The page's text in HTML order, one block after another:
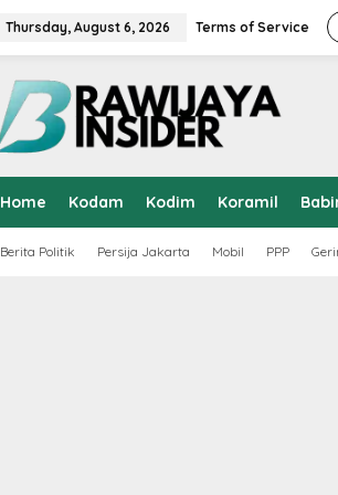
Thursday, August 6, 2026 Terms of Service
Home Kodam Kodim Koramil
Berita Politik Persija Jakarta Mobil PPP